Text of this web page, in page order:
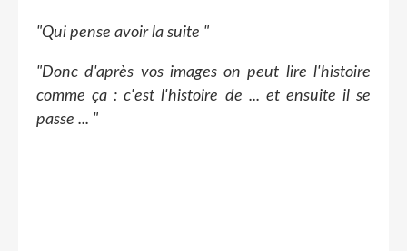
"Qui pense avoir la suite "
"Donc d'après vos images on peut lire l'histoire
comme ça : c'est l'histoire de ... et ensuite il se
passe ... "